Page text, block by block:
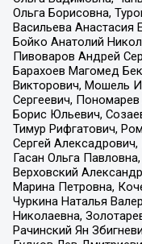
Ольга Борисовна,
Васильева Анастасия
Бойко Анатолий
Пивоваров Андрей
Барахоев Магомед
Викторович, Мошель
Сергеевич,
Борис Юльевич,
Тимур Рифгатович,
Сергей
Гасан Ольга
Верховский
Марина Петровна,
Чуркина Наталья
Николаевна,
Рачинский Ян